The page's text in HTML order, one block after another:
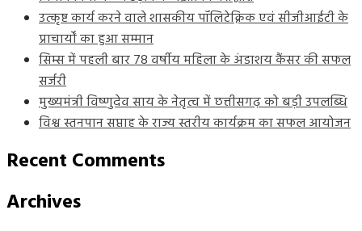
उत्कृष्ट कार्य करने वाले शासकीय पॉलिटेक्निक एवं सीजीआईटी के
प्राचार्यों का हुआ सम्मान
सिम्स में पहली बार 78 वर्षीय महिला के अंडाशय कैंसर की सफल
सर्जरी
मुख्यमंत्री विष्णुदेव साय के नेतृत्व में छत्तीसगढ़ को बड़ी उपलब्धि
विश्व स्तनपान सप्ताह के राज्य स्तरीय कार्यक्रम का सफल आयोजन
Recent Comments
Archives